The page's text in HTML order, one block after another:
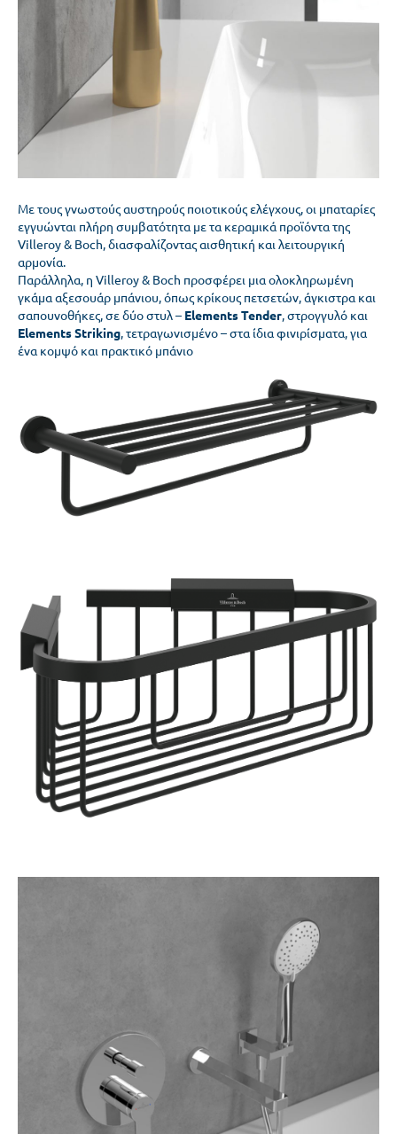
Με τους γνωστούς αυστηρούς ποιοτικούς ελέγχους, οι μπαταρίες
εγγυώνται πλήρη συμβατότητα με τα κεραμικά προϊόντα της
Villeroy & Boch, διασφαλίζοντας αισθητική και λειτουργική
αρμονία.
Παράλληλα, η Villeroy & Boch προσφέρει μια ολοκληρωμένη
γκάμα αξεσουάρ μπάνιου, όπως κρίκους πετσετών, άγκιστρα και
σαπουνοθήκες, σε δύο στυλ – Elements Tender, στρογγυλό και
Elements Striking, τετραγωνισμένο – στα ίδια φινιρίσματα, για
ένα κομψό και πρακτικό μπάνιο